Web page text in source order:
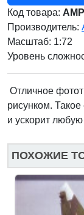
Код товара:
Производитель:
Масштаб: 1:72
Уровень
Отличное
рисунком.
и ускорит
ПОХОЖИЕ